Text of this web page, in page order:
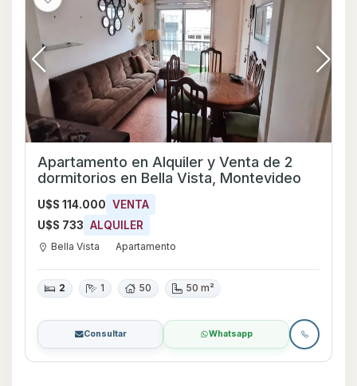
Apartamento en Alquiler y Venta de 2
dormitorios en Bella Vista, Montevideo
U$S 114.000 VENTA
U$S 733 ALQUILER
Bella Vista Apartamento
2 1 50 50 m²
Consultar Whatsapp